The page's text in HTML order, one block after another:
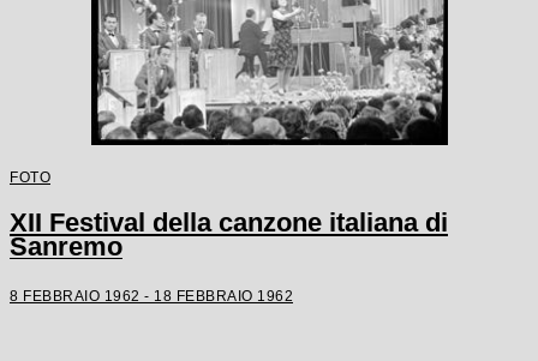
FOTO
XII Festival della canzone italiana di
Sanremo
8 FEBBRAIO 1962 - 18 FEBBRAIO 1962